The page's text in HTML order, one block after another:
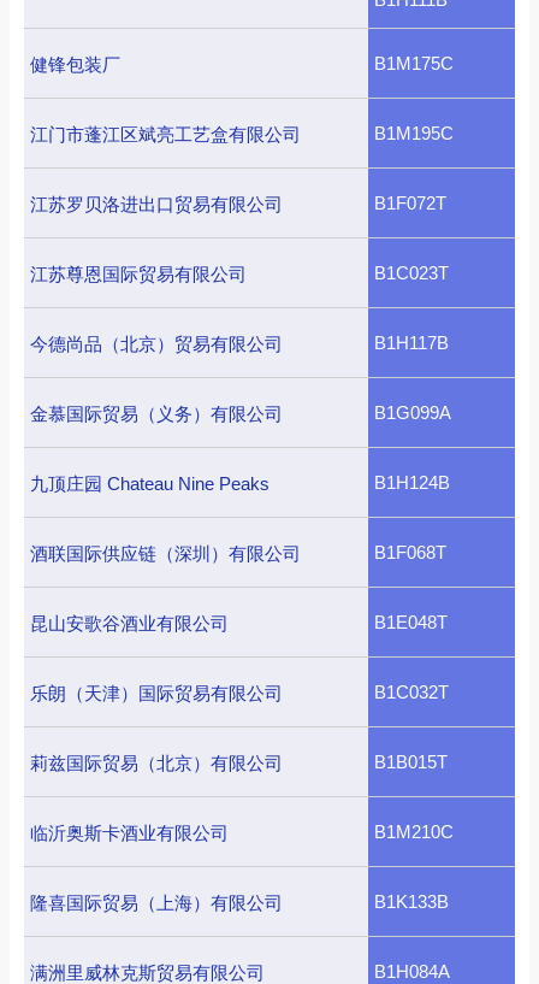
健锋包装厂 B1M175C
江门市蓬江区斌亮工艺盒有限公司 B1M195C
江苏罗贝洛进出口贸易有限公司 B1F072T
江苏尊恩国际贸易有限公司 B1C023T
今德尚品（北京）贸易有限公司 B1H117B
金慕国际贸易（义务）有限公司 B1G099A
九顶庄园 Chateau Nine Peaks B1H124B
酒联国际供应链（深圳）有限公司 B1F068T
昆山安歌谷酒业有限公司 B1E048T
乐朗（天津）国际贸易有限公司 B1C032T
莉兹国际贸易（北京）有限公司 B1B015T
临沂奥斯卡酒业有限公司 B1M210C
隆喜国际贸易（上海）有限公司 B1K133B
满洲里威林克斯贸易有限公司 B1H084A